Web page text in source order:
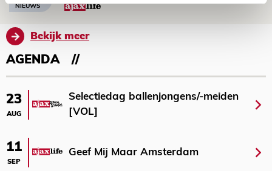
NIEUWS
Bekijk meer
AGENDA
23
AUG
Selectiedag ballenjongens/-meiden
[VOL]
11
SEP
Geef Mij Maar Amsterdam